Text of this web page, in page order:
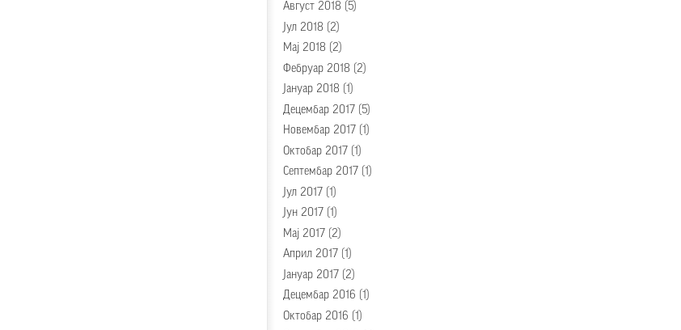
Август 2018 (5)
Јул 2018 (2)
Мај 2018 (2)
Фебруар 2018 (2)
Јануар 2018 (1)
Децембар 2017 (5)
Новембар 2017 (1)
Октобар 2017 (1)
Септембар 2017 (1)
Јул 2017 (1)
Јун 2017 (1)
Мај 2017 (2)
Април 2017 (1)
Јануар 2017 (2)
Децембар 2016 (1)
Октобар 2016 (1)